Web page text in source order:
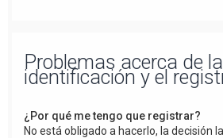
Problemas acerca de la
identificación y el
¿Por qué me tengo que registrar?
No está obligado a hacerlo, la decisión